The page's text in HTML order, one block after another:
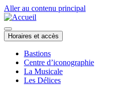
Aller au contenu principal
Horaires et accès
Bastions
Centre d’iconographie
La Musicale
Les Délices